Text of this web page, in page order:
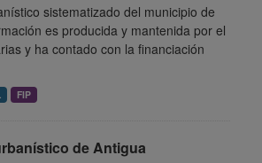
sistematizado del municipio de
es producida y mantenida por el
y ha contado con la financiación
FIP
de Antigua